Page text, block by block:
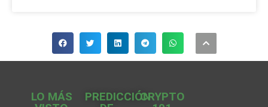
LO MÁS
PREDICCIÓNCRYPTO